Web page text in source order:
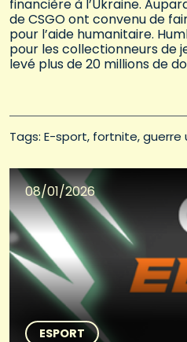
financière à l’Ukraine.
de CSGO ont convenu de
pour l’aide humanitaire.
pour les collectionneurs de
levé plus de 20 millions de
Tags: E-sport fortnite guerre
08/01/2026
ESPORT